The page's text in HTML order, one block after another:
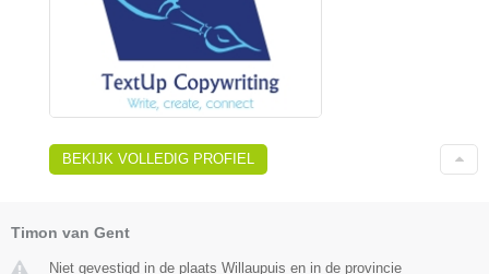
BEKIJK VOLLEDIG PROFIEL
Timon van Gent
Niet gevestigd in de plaats Willaupuis en in de provincie